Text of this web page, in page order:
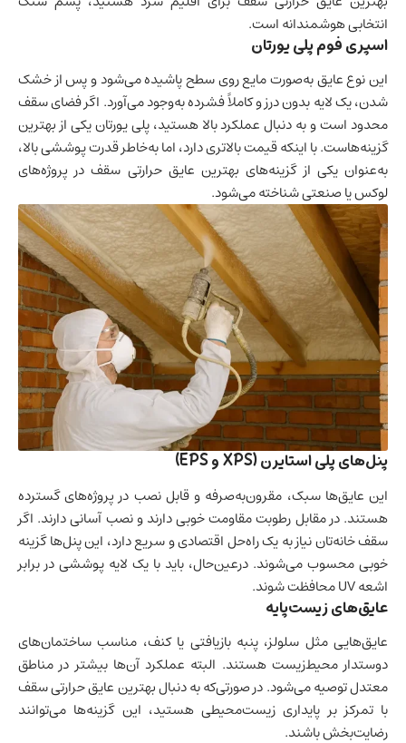
انتخابی هوشمندانه است.
اسپری فوم پلی یورتان
این نوع عایق به‌صورت مایع روی سطح پاشیده می‌شود و پس از خشک
شدن، یک لایه بدون درز و کاملاً فشرده به‌وجود می‌آورد. اگر فضای سقف
محدود است و به دنبال عملکرد بالا هستید، پلی یورتان یکی از بهترین
گزینه‌هاست. با اینکه قیمت بالاتری دارد، اما به‌خاطر قدرت پوششی بالا،
به‌عنوان یکی از گزینه‌های بهترین عایق حرارتی سقف در پروژه‌های
لوکس یا صنعتی شناخته می‌شود.
پنل‌های پلی استایرن (XPS و EPS)
این عایق‌ها سبک، مقرون‌به‌صرفه و قابل نصب در پروژه‌های گسترده
هستند. در مقابل رطوبت مقاومت خوبی دارند و نصب آسانی دارند. اگر
سقف خانه‌تان نیاز به یک راه‌حل اقتصادی و سریع دارد، این پنل‌ها گزینه
خوبی محسوب می‌شوند. درعین‌حال، باید با یک لایه پوششی در برابر
اشعه UV محافظت شوند.
عایق‌های زیست‌پایه
عایق‌هایی مثل سلولز، پنبه بازیافتی یا کنف، مناسب ساختمان‌های
دوستدار محیط‌زیست هستند. البته عملکرد آن‌ها بیشتر در مناطق
معتدل توصیه می‌شود. در صورتی‌که به دنبال بهترین عایق حرارتی سقف
با تمرکز بر پایداری زیست‌محیطی هستید، این گزینه‌ها می‌توانند
رضایت‌بخش باشند.